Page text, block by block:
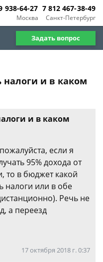
Москва
938-64-27
Санкт-Петербург
7 812 467-38-49
Задать вопрос
и в каком
и в каком
если я
95% дохода от
то в бюджет какой
налоги или в обе
Речь не
а переезд
17 октября 2018 г. 0:37